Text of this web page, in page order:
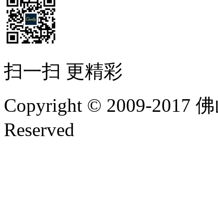
扫一扫 更精彩
Copyright © 2009-2017
Reserved